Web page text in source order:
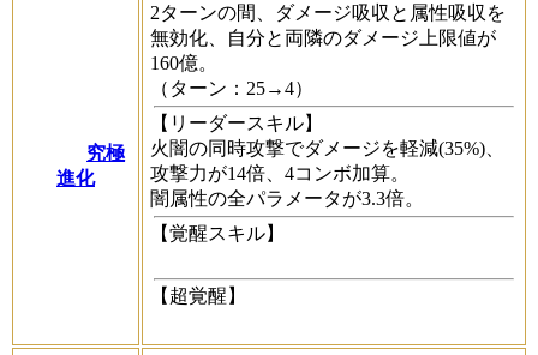
究極
進化
2ターンの間、ダメージ吸収と属性吸収を
無効化、自分と両隣のダメージ上限値が
160億。
（ターン：25→4）
【リーダースキル】
火闇の同時攻撃でダメージを軽減(35%)、
攻撃力が14倍、4コンボ加算。
闇属性の全パラメータが3.3倍。
【覚醒スキル】
【超覚醒】